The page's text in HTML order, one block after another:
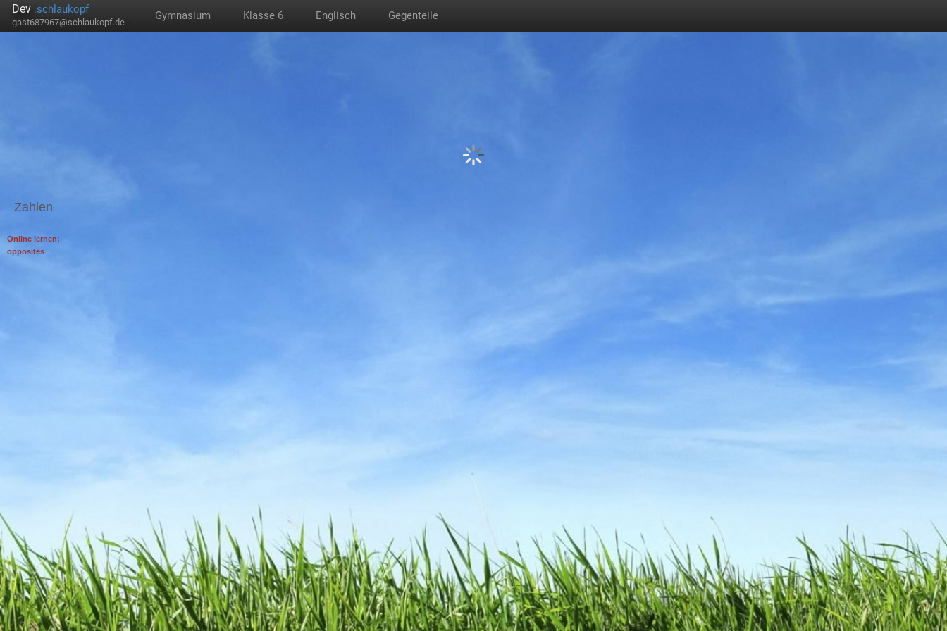
Dev .schlaukopf
gast687967@schlaukopf.de -
Gymnasium Klasse 6 Englisch Gegenteile
Zahlen
Online lernen:
opposites